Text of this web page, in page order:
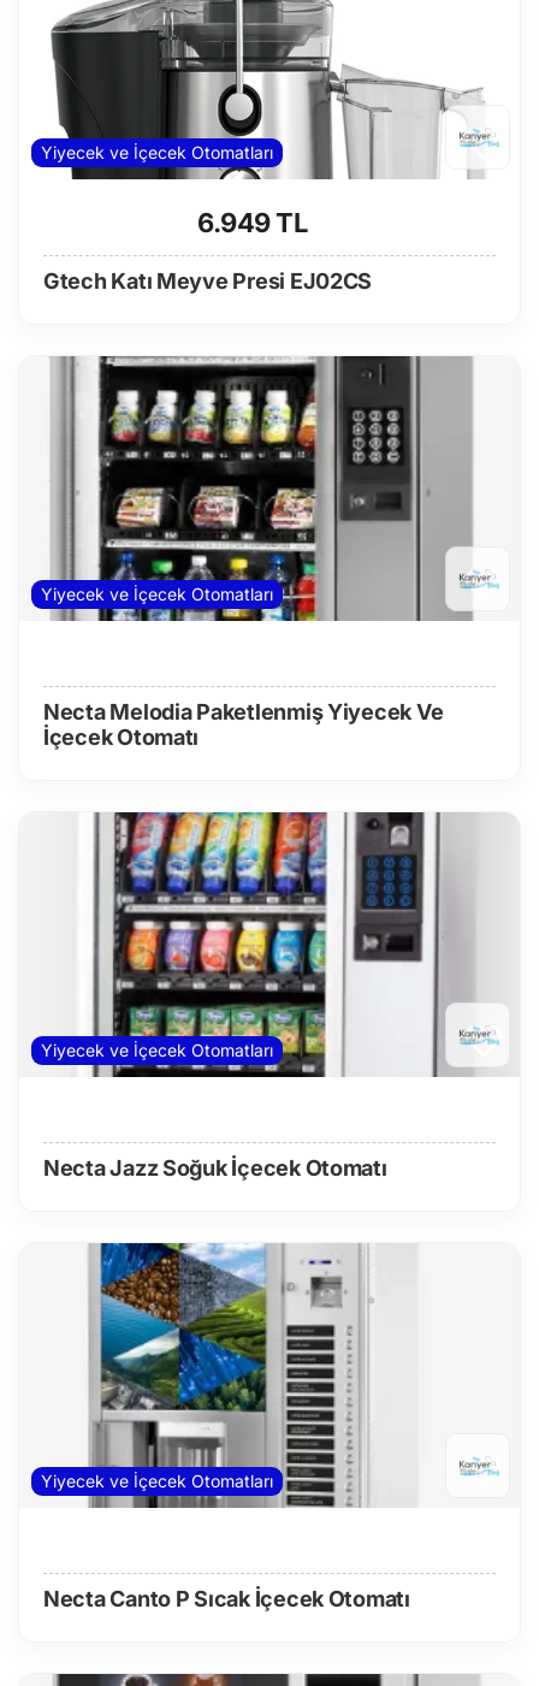
Yiyecek ve İçecek Otomatları
6.949 TL
Gtech Katı Meyve Presi EJ02CS
Yiyecek ve İçecek Otomatları
Necta Melodia Paketlenmiş Yiyecek Ve
İçecek Otomatı
Yiyecek ve İçecek Otomatları
Necta Jazz Soğuk İçecek Otomatı
Yiyecek ve İçecek Otomatları
Necta Canto P Sıcak İçecek Otomatı